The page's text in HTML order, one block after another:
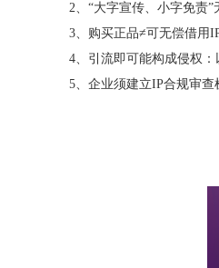
2、“大字宣传、小字免责”
3、购买正品≠可无偿借用IP
4、引流即可能构成侵权：
5、企业须建立IP合规审查